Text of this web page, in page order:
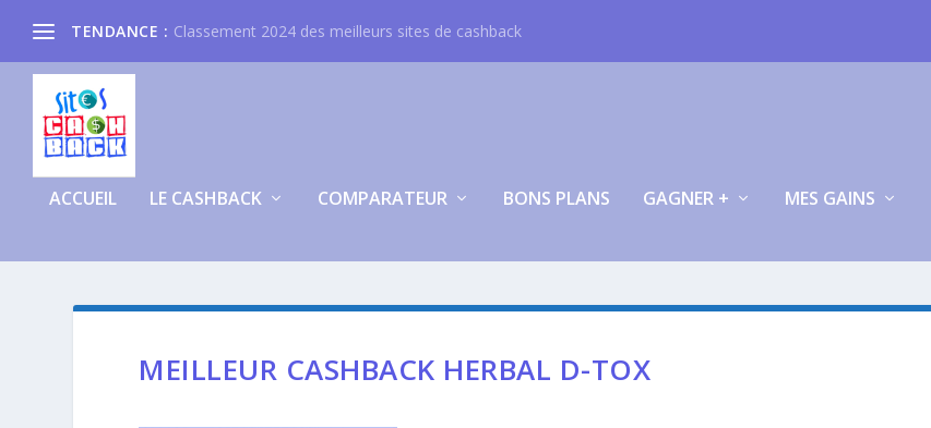
TENDANCE : Classement 2024 des meilleurs sites de cashback
ACCUEIL LE CASHBACK COMPARATEUR BONS PLANS GAGNER + MES GAINS
MEILLEUR CASHBACK HERBAL D-TOX